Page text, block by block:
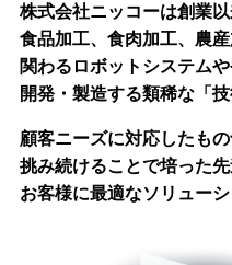
株式会社ニッコーは創業
食品加工、食肉加工、農
関わるロボットシステム
開発・製造する類稀な「技
顧客ニーズに対応したも
挑み続けることで培った
お客様に最適なソリュー